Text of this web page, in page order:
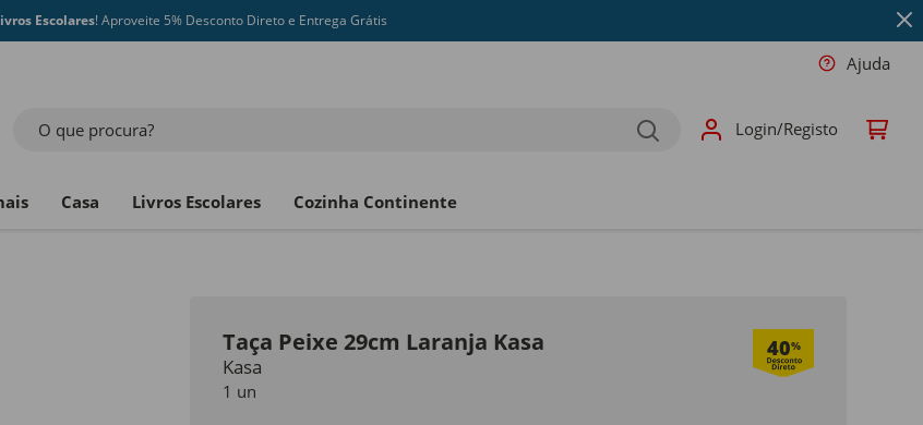
Escolares! Aproveite 5% Desconto Direto e Entrega Grátis
Ajuda
O que procura? Login/Registo
Casa Livros Escolares Cozinha Continente
Taça Peixe 29cm Laranja Kasa 40%
Kasa
1 un